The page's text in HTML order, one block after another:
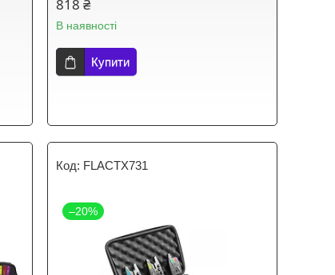
818 ₴
В наявності
Купити
FLACTX731
–20%